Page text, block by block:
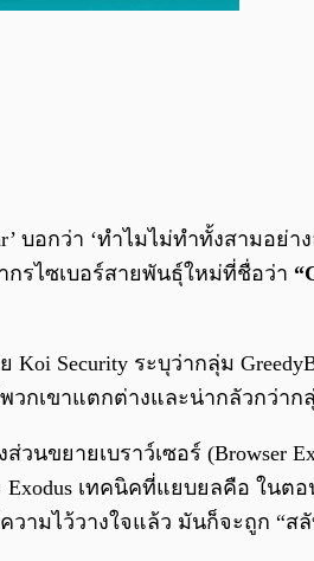
บอกว่า ‘ทำไมไม่ทำทั้งสามอย่
รไซเบอร์สายพันธุ์ใหม่ที่ชื่อว่า
Security ระบุว่ากลุ่ม
กเขาแตกต่างและน่ากลัวกว่า
นขยายเบราว์เซอร์ (Browser
เทคนิคที่แยบยลคือ ใน
ามไว้วางใจแล้ว มันก็จะถูก “